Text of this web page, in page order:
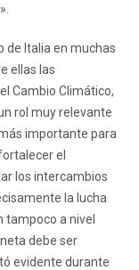
de Italia en muchas
ellas las
Cambio Climático,
rol muy relevante
importante para
el
los intercambios
la lucha
tampoco a nivel
debe ser
evidente durante